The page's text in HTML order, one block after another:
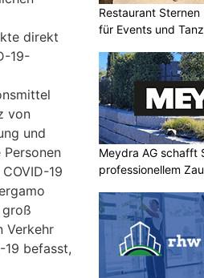
direkt
19-
von
und
19
groß
Verkehr
befasst,
Restaurant
für Events und
Meydra AG schafft
professionellem